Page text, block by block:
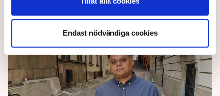
Endast nödvändiga cookies
1 year ago |